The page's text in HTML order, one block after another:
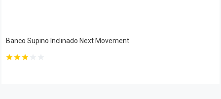
Banco Supino Inclinado Next Movement